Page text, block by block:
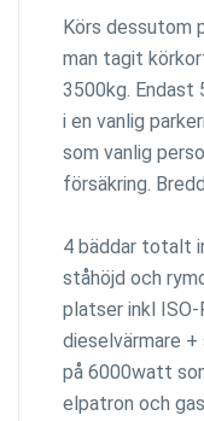
Körs dessutom
man tagit
3500kg. Endast
i en vanlig
som vanlig
försäkring.
4 bäddar totalt
ståhöjd och
platser inkl
dieselvärmare +
på 6000watt
elpatron och